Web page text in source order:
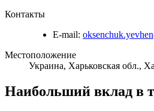
Контакты
E-mail:
Местоположение
Украина, Харьковская обл.,
Наибольший вклад в